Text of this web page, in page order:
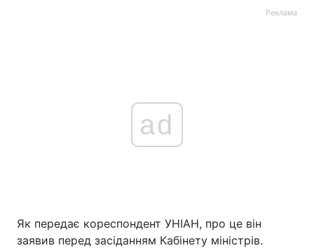
Реклама
ad
Як передає кореспондент УНІАН, про це він
заявив перед засіданням Кабінету міністрів.